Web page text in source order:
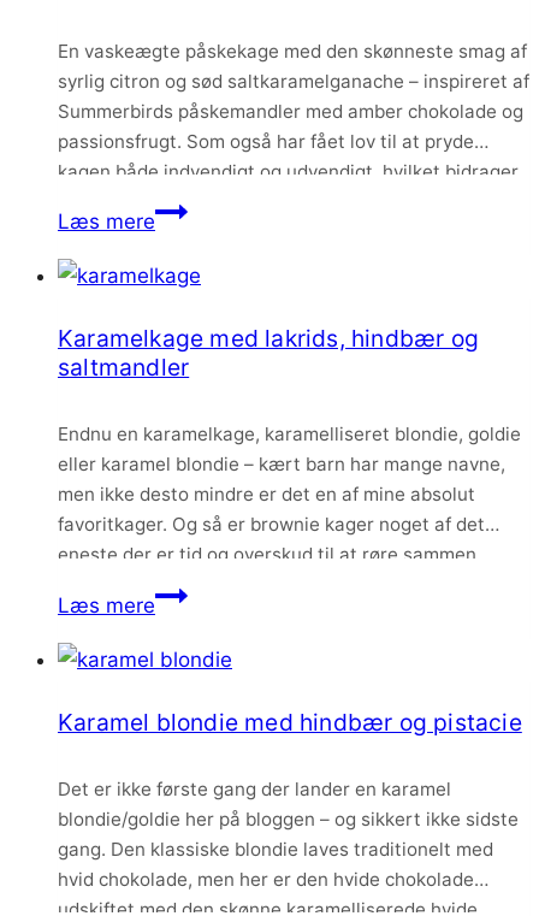
En vaskeægte påskekage med den skønneste smag af
syrlig citron og sød saltkaramelganache – inspireret af
Summerbirds påskemandler med amber chokolade og
passionsfrugt. Som også har fået lov til at pryde
kagen både indvendigt og udvendigt, hvilket bidrager
med en skøn smag og lækkert knas.
Læs mereCitronmazarin
saltkaramelganache
påskemandler
Karamelkage med lakrids, hindbær og
saltmandler
Endnu en karamelkage, karamelliseret blondie, goldie
eller karamel blondie – kært barn har mange navne,
men ikke desto mindre er det en af mine absolut
favoritkager. Og så er brownie kager noget af det
eneste der er tid og overskud til at røre sammen
herhjemme for tiden. At gå igang med en mousse eller
et…
Læs mereKaramelkage
lakrids,
og
Karamel blondie med hindbær og pistacie
Det er ikke første gang der lander en karamel
blondie/goldie her på bloggen – og sikkert ikke sidste
gang. Den klassiske blondie laves traditionelt med
hvid chokolade, men her er den hvide chokolade
udskiftet med den skønne karamelliserede hvide